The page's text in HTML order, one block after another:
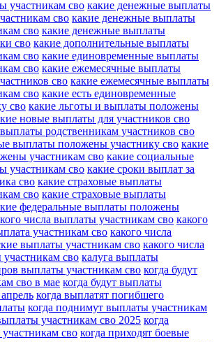
участникам сво какие денежные выплаты
сво какие денежные выплаты
сво какие денежные выплаты
сво какие дополнительные выплаты
сво какие единовременные выплаты
сво какие ежемесячные выплаты
сво какие ежемесячные выплаты
сво какие есть единовременные
сво какие льготы и выплаты положены
новые выплаты для участников сво
родственникам участников сво
выплаты положены участнику сво какие
участникам сво какие социальные
участникам сво какие сроки выплат за
сво какие страховые выплаты
сво какие страховые выплаты
федеральные выплаты положены
числа выплаты участникам сво какого
участникам сво какого числа
выплаты участникам сво какого числа
сво калуга выплаты
выплаты участникам сво когда будут
сво в мае когда будут выплаты
когда выплатят погибшего
когда поднимут выплаты участникам
участникам сво 2025 когда
сво когда приходят боевые